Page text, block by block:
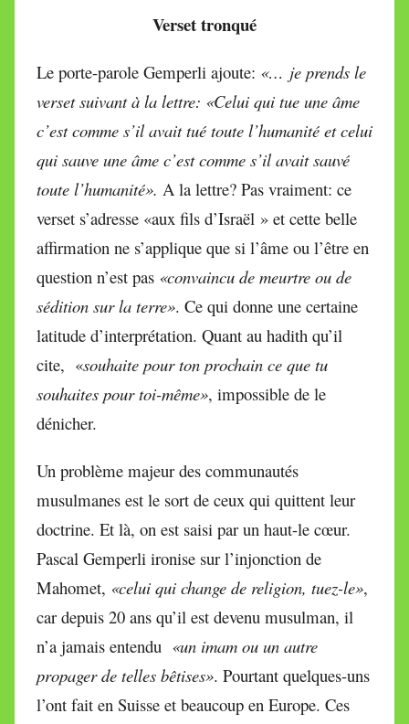
Verset tronqué
Le porte-parole Gemperli ajoute: «… je prends le
verset suivant à la lettre: «Celui qui tue une âme
c’est comme s’il avait tué toute l’humanité et celui
qui sauve une âme c’est comme s’il avait sauvé
toute l’humanité». A la lettre? Pas vraiment: ce
verset s’adresse «aux fils d’Israël » et cette belle
affirmation ne s’applique que si l’âme ou l’être en
question n’est pas «convaincu de meurtre ou de
sédition sur la terre». Ce qui donne une certaine
latitude d’interprétation. Quant au hadith qu’il
cite, «souhaite pour ton prochain ce que tu
souhaites pour toi-même», impossible de le
dénicher.
Un problème majeur des communautés
musulmanes est le sort de ceux qui quittent leur
doctrine. Et là, on est saisi par un haut-le cœur.
Pascal Gemperli ironise sur l’injonction de
Mahomet, «celui qui change de religion, tuez-le»,
car depuis 20 ans qu’il est devenu musulman, il
n’a jamais entendu «un imam ou un autre
propager de telles bêtises». Pourtant quelques-uns
l’ont fait en Suisse et beaucoup en Europe. Ces